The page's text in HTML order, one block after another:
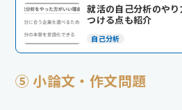
就活の自己分析のや
つける点も紹介
自己分析
⑤ 小論文・作文問題